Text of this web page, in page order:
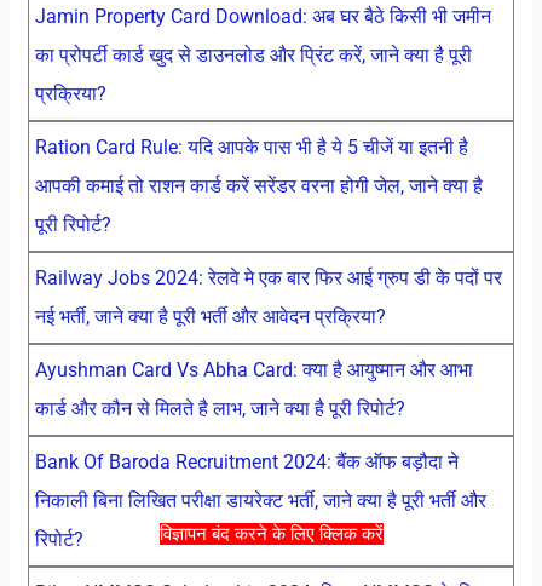
विज्ञापन बंद करने के लिए क्लिक करें
Jamin Property Card Download: अब घर बैठे किसी भी जमीन
का प्रोपर्टी कार्ड खुद से डाउनलोड और प्रिंट करें, जाने क्या है पूरी
प्रक्रिया?
Ration Card Rule: यदि आपके पास भी है ये 5 चीजें या इतनी है
आपकी कमाई तो राशन कार्ड करें सरेंडर वरना होगी जेल, जाने क्या है
पूरी रिपोर्ट?
Railway Jobs 2024: रेलवे मे एक बार फिर आई ग्रुप डी के पदों पर
नई भर्ती, जाने क्या है पूरी भर्ती और आवेदन प्रक्रिया?
Ayushman Card Vs Abha Card: क्या है आयुष्मान और आभा
कार्ड और कौन से मिलते है लाभ, जाने क्या है पूरी रिपोर्ट?
Bank Of Baroda Recruitment 2024: बैंक ऑफ बड़ौदा ने
निकाली बिना लिखित परीक्षा डायरेक्ट भर्ती, जाने क्या है पूरी भर्ती और
रिपोर्ट?